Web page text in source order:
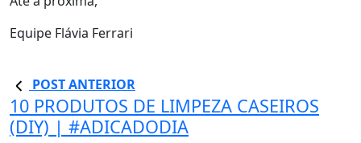
Equipe Flávia Ferrari
POST ANTERIOR
10 PRODUTOS DE LIMPEZA CASEIROS
(DIY) | #ADICADODIA